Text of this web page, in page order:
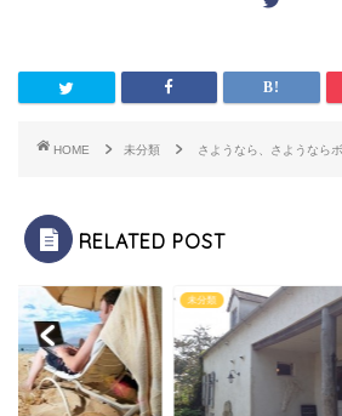
HOME 未分類 さようなら、さようなら
RELATED POST
未分類